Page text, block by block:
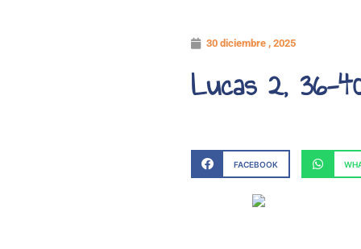
30 diciembre , 2025
Lucas 2, 36-
FACEBOOK